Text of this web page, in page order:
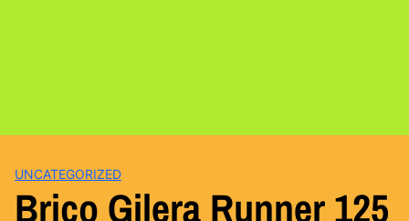
UNCATEGORIZED
Brico Gilera Runner 125